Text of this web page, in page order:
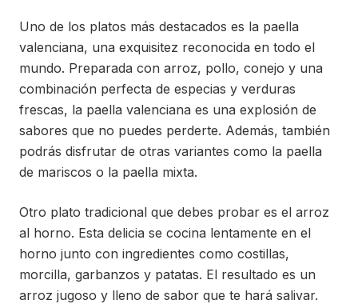
Uno de los platos más destacados es la paella
valenciana, una exquisitez reconocida en todo el
mundo. Preparada con arroz, pollo, conejo y una
combinación perfecta de especias y verduras
frescas, la paella valenciana es una explosión de
sabores que no puedes perderte. Además, también
podrás disfrutar de otras variantes como la paella
de mariscos o la paella mixta.
Otro plato tradicional que debes probar es el arroz
al horno. Esta delicia se cocina lentamente en el
horno junto con ingredientes como costillas,
morcilla, garbanzos y patatas. El resultado es un
arroz jugoso y lleno de sabor que te hará salivar.